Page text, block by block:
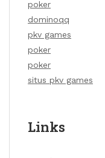
poker
dominoqq
pkv games
poker
poker
situs pkv games
Links